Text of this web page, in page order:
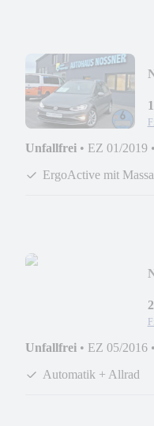
Unfallfrei • EZ 01/2019 •
ErgoActive mit
Unfallfrei • EZ 05/2016 •
Automatik + Allrad